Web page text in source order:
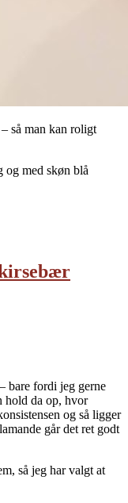
så man kan roligt
og med skøn blå
bare fordi jeg gerne
hold da op, hvor
og så ligger
går det ret godt
så jeg har valgt at